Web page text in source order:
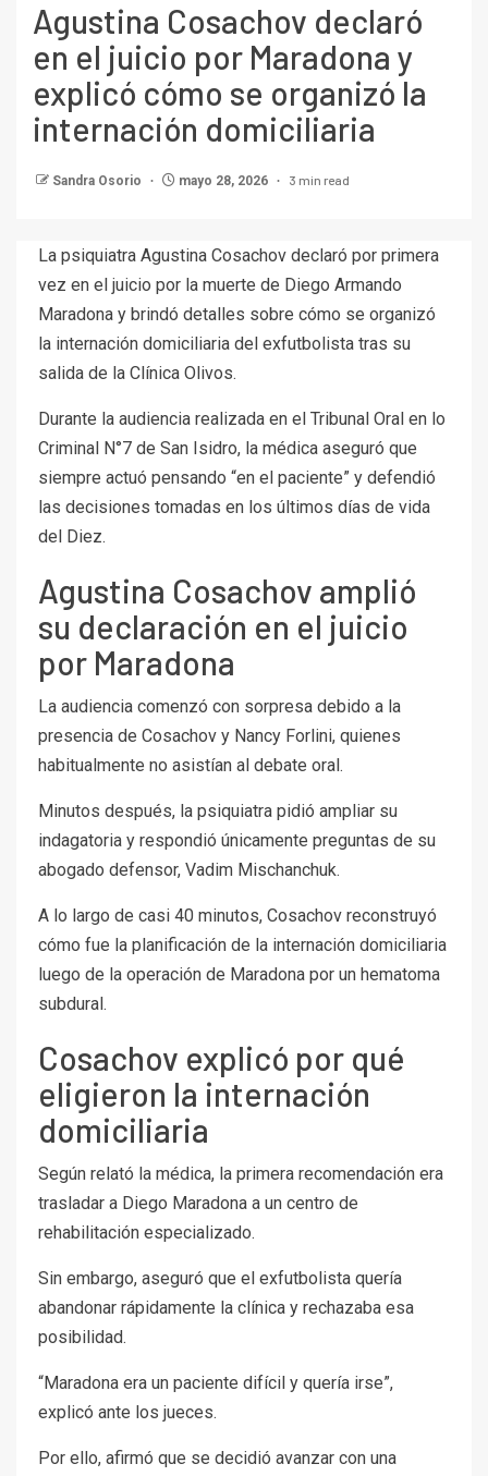
Agustina Cosachov declaró
en el juicio por Maradona y
explicó cómo se organizó la
internación domiciliaria
Sandra Osorio mayo 28, 2026 3 min read
La psiquiatra Agustina Cosachov declaró por primera
vez en el juicio por la muerte de Diego Armando
Maradona y brindó detalles sobre cómo se organizó
la internación domiciliaria del exfutbolista tras su
salida de la Clínica Olivos.
Durante la audiencia realizada en el Tribunal Oral en lo
Criminal N°7 de San Isidro, la médica aseguró que
siempre actuó pensando “en el paciente” y defendió
las decisiones tomadas en los últimos días de vida
del Diez.
Agustina Cosachov amplió
su declaración en el juicio
por Maradona
La audiencia comenzó con sorpresa debido a la
presencia de Cosachov y Nancy Forlini, quienes
habitualmente no asistían al debate oral.
Minutos después, la psiquiatra pidió ampliar su
indagatoria y respondió únicamente preguntas de su
abogado defensor, Vadim Mischanchuk.
A lo largo de casi 40 minutos, Cosachov reconstruyó
cómo fue la planificación de la internación domiciliaria
luego de la operación de Maradona por un hematoma
subdural.
Cosachov explicó por qué
eligieron la internación
domiciliaria
Según relató la médica, la primera recomendación era
trasladar a Diego Maradona a un centro de
rehabilitación especializado.
Sin embargo, aseguró que el exfutbolista quería
abandonar rápidamente la clínica y rechazaba esa
posibilidad.
“Maradona era un paciente difícil y quería irse”,
explicó ante los jueces.
Por ello, afirmó que se decidió avanzar con una